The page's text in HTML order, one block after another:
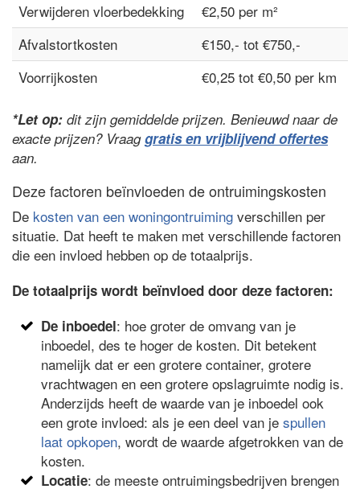
Verwijderen vloerbedekking
€2,50 per m²
Afvalstortkosten
€150,- tot €750,-
Voorrijkosten
€0,25 tot €0,50 per km
*Let op: dit zijn gemiddelde prijzen. Benieuwd naar de
exacte prijzen? Vraaggratis en vrijblijvend offertes
aan.
Deze factoren beïnvloeden de ontruimingskosten
De kosten van een woningontruiming verschillen per
situatie. Dat heeft te maken met verschillende factoren
die een invloed hebben op de totaalprijs.
De totaalprijs wordt beïnvloed door deze factoren:
De inboedel: hoe groter de omvang van je
inboedel, des te hoger de kosten. Dit betekent
namelijk dat er een grotere container, grotere
vrachtwagen en een grotere opslagruimte nodig is.
Anderzijds heeft de waarde van je inboedel ook
een grote invloed: als je een deel van jespullen
laat opkopen, wordt de waarde afgetrokken van de
kosten.
Locatie: de meeste ontruimingsbedrijven brengen